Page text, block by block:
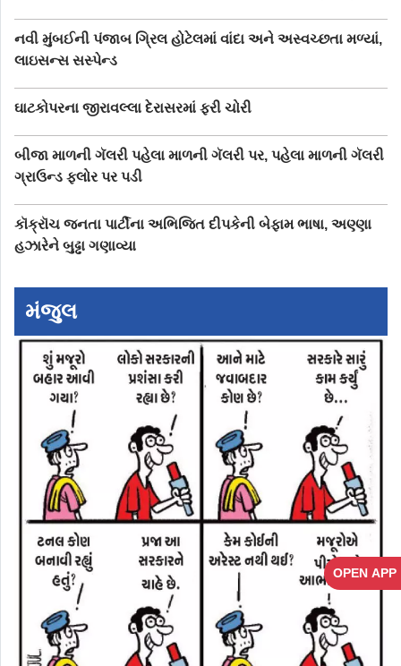
OPEN APP
નવી મુંબઈની પંજાબ ગ્રિલ હોટેલમાં વાંદા અને અસ્વચ્છતા મળ્યાં,
લાઇસન્સ સસ્પેન્ડ
ઘાટકોપરના જીરાવલ્લા દેરાસરમાં ફરી ચોરી
બીજા માળની ગૅલરી પહેલા માળની ગૅલરી પર, પહેલા માળની ગૅલરી
ગ્રાઉન્ડ ફ્લોર પર પડી
કૉક્રૉચ જનતા પાર્ટીના અભિજિત દીપકેની બેફામ ભાષા, અણ્ણા
હઝારેને બુઢ્ઢા ગણાવ્યા
મંજુલ